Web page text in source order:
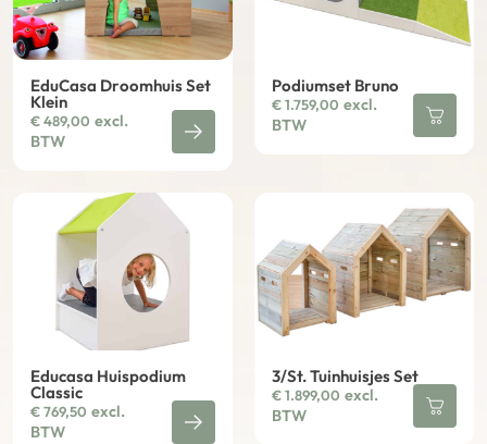
EduCasa Droomhuis Set
Klein
€489,00 excl.
BTW
Podiumset Bruno
€1.759,00 excl.
BTW
Educasa Huispodium
Classic
€769,50 excl.
BTW
3/St. Tuinhuisjes Set
€1.899,00 excl.
BTW